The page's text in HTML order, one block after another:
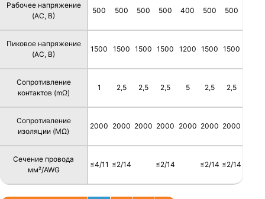
Рабочее напряжение
(AC, В)
Пиковое напряжение
(AC, В)
Сопротивление
контактов (mΩ)
Сопротивление
изоляции (MΩ)
Сечение провода
мм²/AWG
500
1500
1
2000
≤4/11
500
1500
2,5
2000
≤2/14
500
1500
2,5
2000
500
1500
2,5
2000
≤2/14
400
1200
5
2000
500
1500
2,5
2000
≤2/14
500
1500
2,5
2000
≤2/14